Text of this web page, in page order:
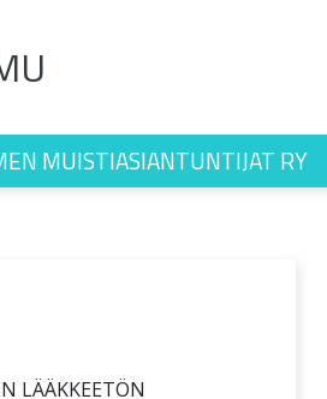
MUISTIASIANTUNTIJAT RY
LÄÄKKEETÖN